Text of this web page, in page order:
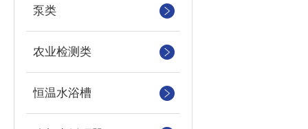
泵类
农业检测类
恒温水浴槽